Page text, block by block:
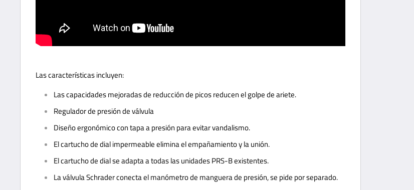
Las características incluyen:
Las capacidades mejoradas de reducción de picos reducen el golpe de ariete.
Regulador de presión de válvula
Diseño ergonómico con tapa a presión para evitar vandalismo.
El cartucho de dial impermeable elimina el empañamiento y la unión.
El cartucho de dial se adapta a todas las unidades PRS-B existentes.
La válvula Schrader conecta el manómetro de manguera de presión, se pide por separado.